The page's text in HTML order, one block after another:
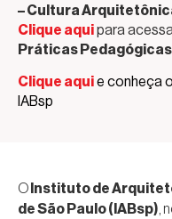
– Cultura
Clique aquipara
Práticas Pedagógicas
Clique aquie conheça
IABsp
OInstituto de
de São Paulo (IABsp) ,